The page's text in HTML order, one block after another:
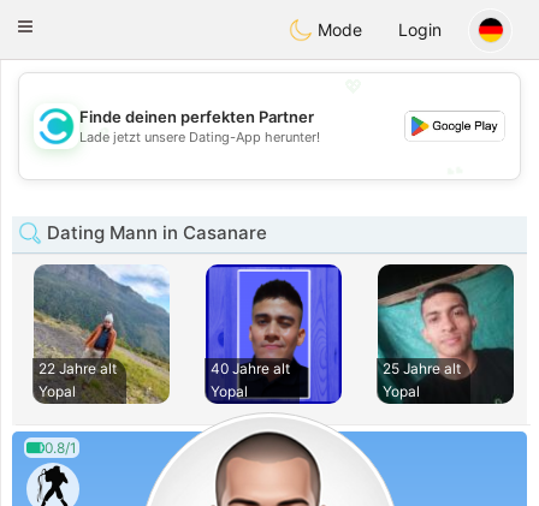
olombiaCitas
Toggle
Mode Login
💖
💕
Finde deinen perfekten Partner
Lade jetzt unsere Dating-App herunter!
Dating Mann in Casanare
22 Jahre alt
Yopal
40 Jahre alt
Yopal
25 Jahre alt
Yopal
0.8/1